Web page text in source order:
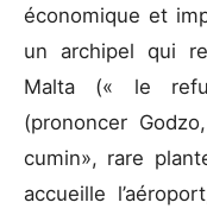
économique et
un archipel qui
Malta (« le
(prononcer
cumin», rare
accueille